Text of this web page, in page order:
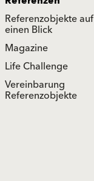
Referenzobjekte auf
einen Blick
Magazine
Life Challenge
Vereinbarung
Referenzobjekte